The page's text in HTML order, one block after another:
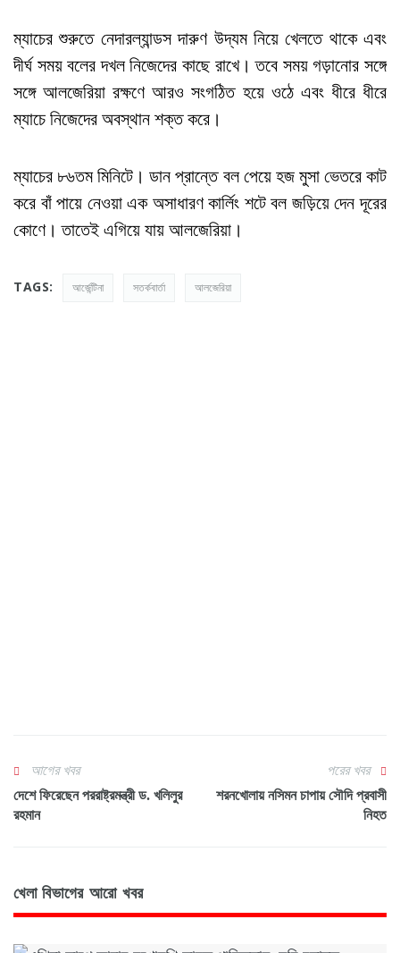
ম্যাচের শুরুতে নেদারল্যান্ডস দারুণ উদ্যম নিয়ে খেলতে থাকে এবং
দীর্ঘ সময় বলের দখল নিজেদের কাছে রাখে। তবে সময় গড়ানোর সঙ্গে
সঙ্গে আলজেরিয়া রক্ষণে আরও সংগঠিত হয়ে ওঠে এবং ধীরে ধীরে
ম্যাচে নিজেদের অবস্থান শক্ত করে।
ম্যাচের ৮৬তম মিনিটে। ডান প্রান্তে বল পেয়ে হজ মুসা ভেতরে কাট
করে বাঁ পায়ে নেওয়া এক অসাধারণ কার্লিং শটে বল জড়িয়ে দেন দূরের
কোণে। তাতেই এগিয়ে যায় আলজেরিয়া।
TAGS: আর্জেন্টিনা সতর্কবার্তা আলজেরিয়া
আগের খবর
দেশে ফিরেছেন পররাষ্ট্রমন্ত্রী ড. খলিলুর
রহমান
পরের খবর
শরনখোলায় নসিমন চাপায় সৌদি প্রবাসী
নিহত
খেলা বিভাগের আরো খবর